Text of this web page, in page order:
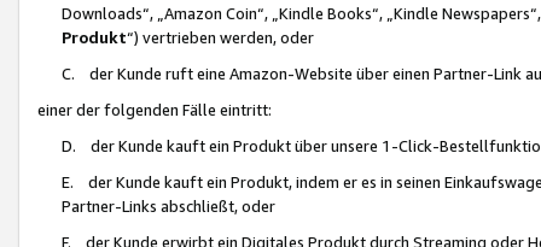
Downloads“, „Amazon Coin“, „Kindle Books“, „Kindle
Produkt“) vertrieben werden, oder
C. der Kunde ruft eine Amazon-Website über einen Partner-Link
einer der folgenden Fälle eintritt:
D. der Kunde kauft ein Produkt über unsere 1-Click-
E. der Kunde kauft ein Produkt, indem er es in seinen
Partner-Links abschließt, oder
F. der Kunde erwirbt ein Digitales Produkt durch Streaming oder